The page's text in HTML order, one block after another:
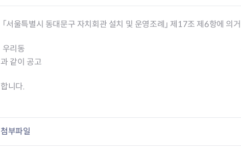
회기동 자치회관
성
회
「서울특별시 동대문구 자치회관 설치 및 운영조례」 제17조 제6항에 의거
우리동
과 같이 공고
합니다.
첨부파일